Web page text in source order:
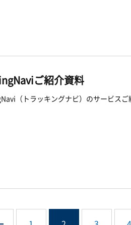
ご紹介資料
（トラッキングナビ）のサービス